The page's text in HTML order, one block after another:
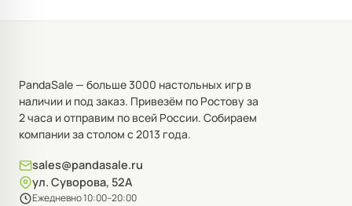
PandaSale — больше 3000 настольных игр в
наличии и под заказ. Привезём по Ростову за
2 часа и отправим по всей России. Собираем
компании за столом с 2013 года.
sales@pandasale.ru
ул. Суворова, 52А
Ежедневно 10:00–20:00